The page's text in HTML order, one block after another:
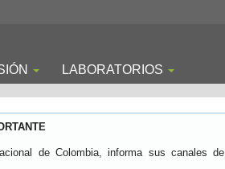
LABORATORIOS
de Colombia, informa sus canales de